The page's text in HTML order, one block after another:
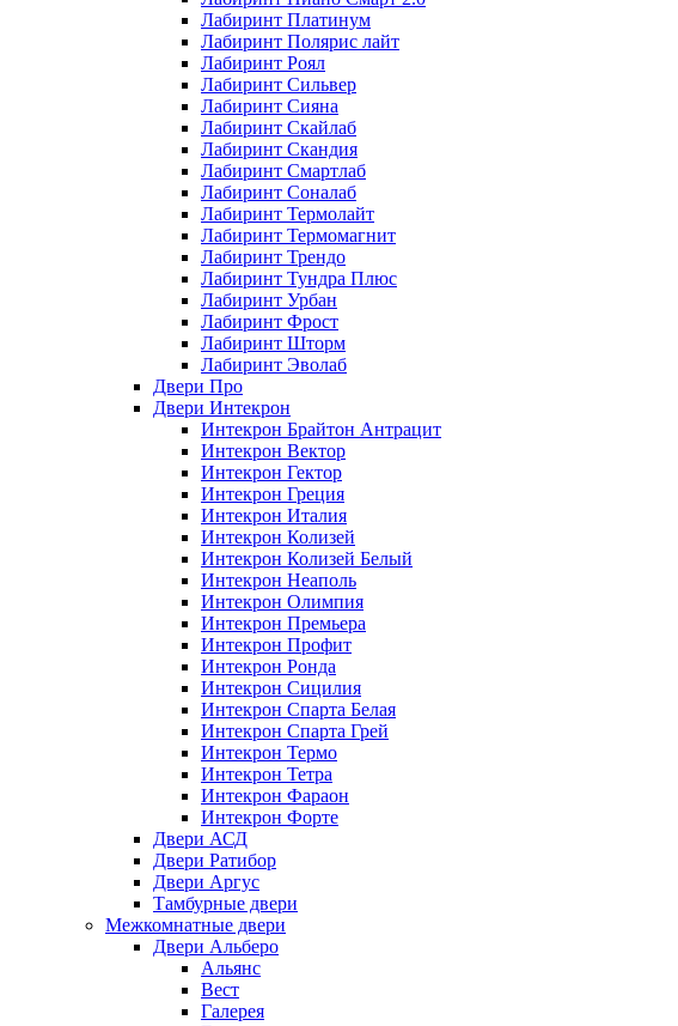
Лабиринт Платинум
Лабиринт Полярис лайт
Лабиринт Роял
Лабиринт Сильвер
Лабиринт Сияна
Лабиринт Скайлаб
Лабиринт Скандия
Лабиринт Смартлаб
Лабиринт Соналаб
Лабиринт Термолайт
Лабиринт Термомагнит
Лабиринт Трендо
Лабиринт Тундра Плюс
Лабиринт Урбан
Лабиринт Фрост
Лабиринт Шторм
Лабиринт Эволаб
Двери Про
Двери Интекрон
Интекрон Брайтон Антрацит
Интекрон Вектор
Интекрон Гектор
Интекрон Греция
Интекрон Италия
Интекрон Колизей
Интекрон Колизей Белый
Интекрон Неаполь
Интекрон Олимпия
Интекрон Премьера
Интекрон Профит
Интекрон Ронда
Интекрон Сицилия
Интекрон Спарта Белая
Интекрон Спарта Грей
Интекрон Термо
Интекрон Тетра
Интекрон Фараон
Интекрон Форте
Двери АСД
Двери Ратибор
Двери Аргус
Тамбурные двери
Межкомнатные двери
Двери Альберо
Альянс
Вест
Галерея